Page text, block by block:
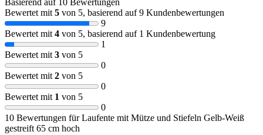
Bewertet mit 5 von 5, basierend auf9 Kundenbewertungen
9
Bewertet mit 4 von 5, basierend auf 1 Kundenbewertung
1
Bewertet mit 3 von 5
0
Bewertet mit 2 von 5
0
Bewertet mit 1 von 5
0
10 Bewertungen fürLaufente mit Mütze und Stiefeln Gelb-Weiß
gestreift 65 cm hoch